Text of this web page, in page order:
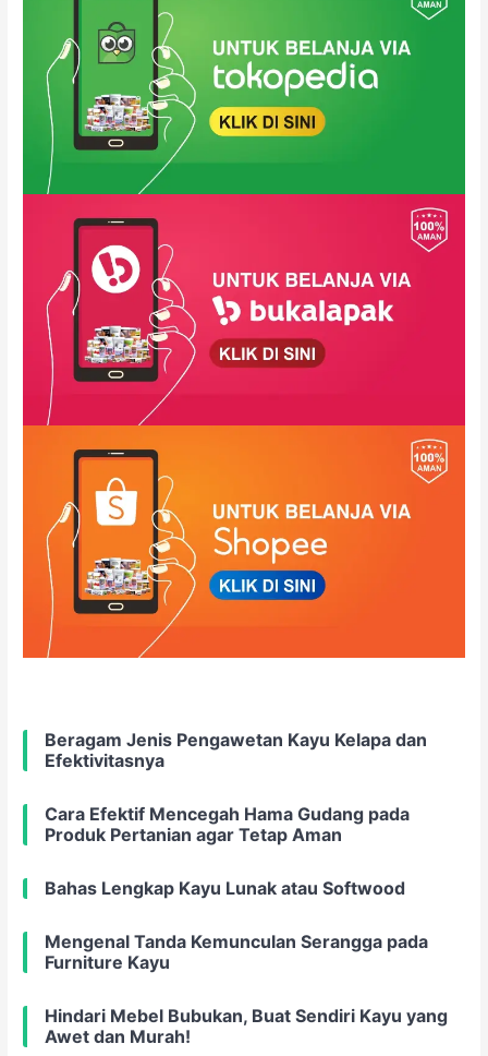
Beragam Jenis Pengawetan Kayu Kelapa dan
Efektivitasnya
Cara Efektif Mencegah Hama Gudang pada
Produk Pertanian agar Tetap Aman
Bahas Lengkap Kayu Lunak atau Softwood
Mengenal Tanda Kemunculan Serangga pada
Furniture Kayu
Hindari Mebel Bubukan, Buat Sendiri Kayu yang
Awet dan Murah!